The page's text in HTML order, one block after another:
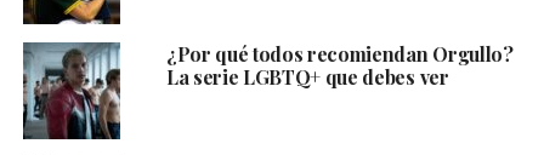
¿Por qué todos recomiendan Orgullo?
La serie LGBTQ+ que debes ver